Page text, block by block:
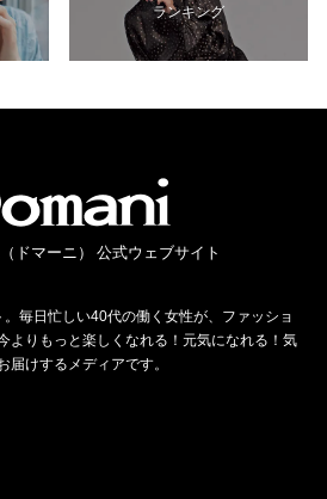
ランキング
ドマーニ） 公式ウェブサイト
毎日忙しい40代の働く女性が、ファッショ
よりもっと楽しくなれる！元気になれる！気
届けするメディアです。